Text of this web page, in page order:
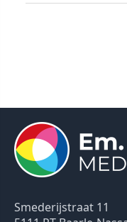
Smederijstraat 11